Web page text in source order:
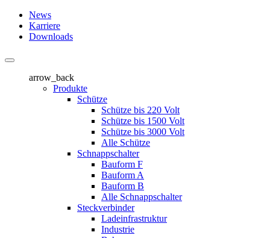
News
Karriere
Downloads
arrow_back
Produkte
Schütze
Schütze bis 220 Volt
Schütze bis 1500 Volt
Schütze bis 3000 Volt
Alle Schütze
Schnappschalter
Bauform F
Bauform A
Bauform B
Alle Schnappschalter
Steckverbinder
Ladeinfrastruktur
Industrie